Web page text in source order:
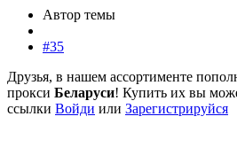
Автор темы
#35
Друзья, в нашем ассортименте
прокси Беларуси! Купить их вы
ссылки Войди или Зарегистрируйся